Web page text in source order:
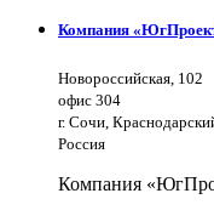
Компания
Новороссийская, 102
офис 304
г. Сочи,
Россия
Компания